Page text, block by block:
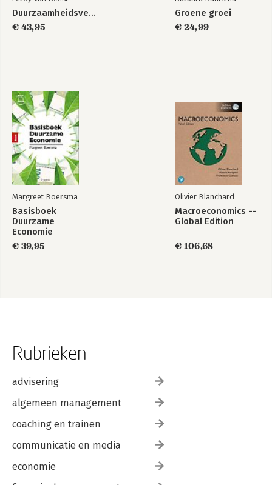
Duurzaamheidsverslaggeving
€ 43,95
Groene groei
€ 24,99
Margreet Boersma
Basisboek
Duurzame
Economie
€ 39,95
Olivier Blanchard
Macroeconomics --
Global Edition
€ 106,68
Rubrieken
advisering
algemeen management
coaching en trainen
communicatie en media
economie